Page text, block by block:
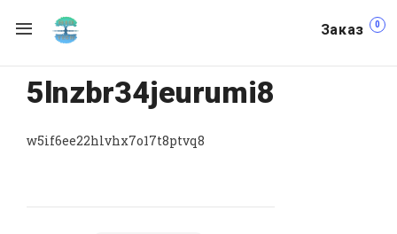
Заказ 0
5lnzbr34jeurumi8
w5if6ee22hlvhx7o17t8ptvq8